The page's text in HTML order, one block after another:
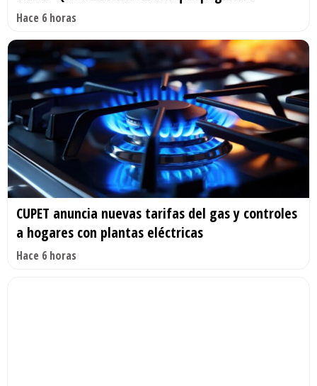
Hace 6 horas
CUPET anuncia nuevas tarifas del gas y controles
a hogares con plantas eléctricas
Hace 6 horas